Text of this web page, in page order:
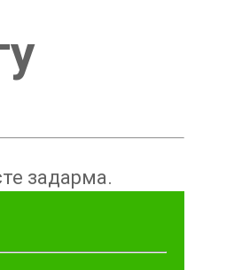
задарма.